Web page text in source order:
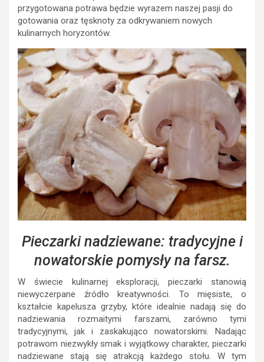
przygotowana potrawa będzie wyrazem naszej pasji do
gotowania oraz tęsknoty za odkrywaniem nowych
kulinarnych horyzontów.
Pieczarki nadziewane: tradycyjne i
nowatorskie pomysły na farsz.
W świecie kulinarnej eksploracji, pieczarki stanowią
niewyczerpane źródło kreatywności. To mięsiste, o
kształcie kapelusza grzyby, które idealnie nadają się do
nadziewania rozmaitymi farszami, zarówno tymi
tradycyjnymi, jak i zaskakująco nowatorskimi. Nadając
potrawom niezwykły smak i wyjątkowy charakter, pieczarki
nadziewane stają się atrakcją każdego stołu. W tym